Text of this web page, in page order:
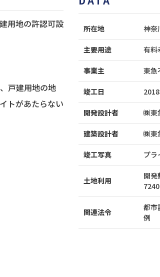
用地の許認可設
戸建用地の地
トがあたらない
所在地 神奈
主要用途 有料
事業主 東急
竣工日
開発設計者 ㈱東
建築設計者 ㈱東
竣工写真 プラ
土地利用
開発
関連法令
都市
例